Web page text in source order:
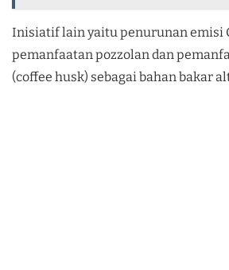
Inisiatif lain yaitu penurunan emisi
pemanfaatan pozzolan dan
(coffee husk) sebagai bahan bakar